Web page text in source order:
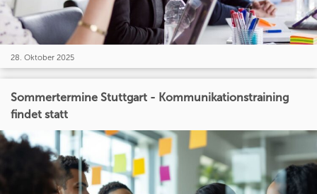
28. Oktober 2025
Sommertermine Stuttgart - Kommunikationstraining
findet statt